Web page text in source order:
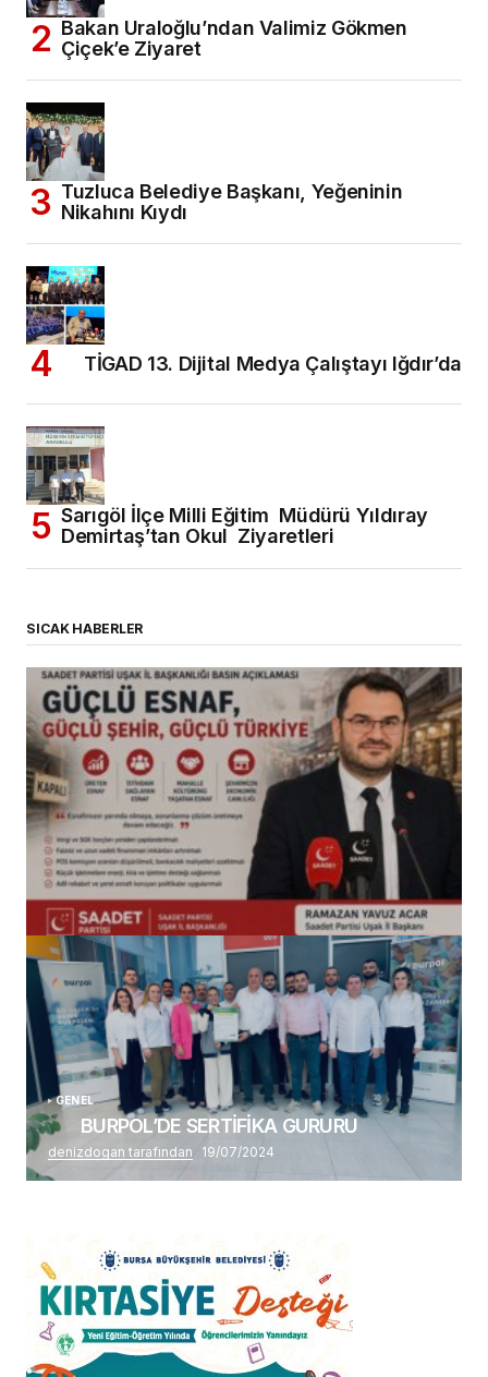
Bakan Uraloğlu’ndan Valimiz Gökmen
Çiçek’e Ziyaret
Tuzluca Belediye Başkanı, Yeğeninin
Nikahını Kıydı
TİGAD 13. Dijital Medya Çalıştayı Iğdır’da
Sarıgöl İlçe Milli Eğitim Müdürü Yıldıray
Demirtaş’tan Okul Ziyaretleri
SICAK HABERLER
(başlıksız)
Alaattin Karahan tarafından 14/07/2026
GENEL
BURPOL’DE SERTİFİKA GURURU
denizdogan tarafından 19/07/2024